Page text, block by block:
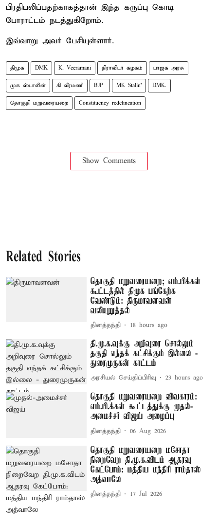
பிரதிபலிப்பதற்காகத்தான் இந்த கருப்பு கொடி
போராட்டம் நடத்துகிறோம்.
இவ்வாறு அவர் பேசியுள்ளார்.
திமுக DMK K. Veeramani திராவிடர் கழகம் பாஜக அரசு
முக ஸ்டாலின் கி வீரமணி BJP ​ MK Stalin' DMK.
தொகுதி மறுவரையறை Constituency redelineation
Show Comments
Related Stories
தொகுதி மறுவரையறை; எம்.பிக்கள்
கூட்டத்தில் திமுக பங்கேற்க
வேண்டும்: திருமாவளவன்
வலியுறுத்தல்
தினத்தந்தி 18 hours ago
தி.மு.க.வுக்கு அறிவுரை சொல்லும்
தகுதி எந்தக் கட்சிக்கும் இல்லை -
துரைமுருகன் காட்டம்
அரசியல் செய்திப்பிரிவு 23 hours ago
தொகுதி மறுவரையறை விவகாரம்:
எம்.பி.க்கள் கூட்டத்துக்கு முதல்-
அமைச்சர் விஜய் அழைப்பு
தினத்தந்தி 06 Aug 2026
தொகுதி மறுவரையறை மசோதா
நிறைவேற தி.மு.க.விடம் ஆதரவு
கேட்போம்: மத்திய மந்திரி ராம்தாஸ்
அத்வாலே
தினத்தந்தி 17 Jul 2026